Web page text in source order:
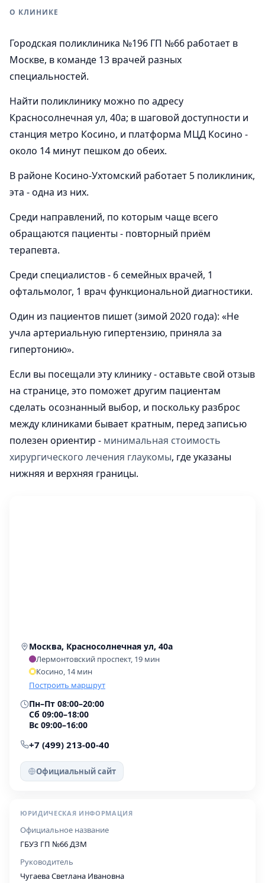
О КЛИНИКЕ
Городская поликлиника №196 ГП №66 работает в
Москве, в команде 13 врачей разных
специальностей.
Найти поликлинику можно по адресу
Красносолнечная ул, 40а; в шаговой доступности и
станция метро Косино, и платформа МЦД Косино -
около 14 минут пешком до обеих.
В районе Косино-Ухтомский работает 5 поликлиник,
эта - одна из них.
Среди направлений, по которым чаще всего
обращаются пациенты - повторный приём
терапевта.
Среди специалистов - 6 семейных врачей, 1
офтальмолог, 1 врач функциональной диагностики.
Один из пациентов пишет (зимой 2020 года): «Не
учла артериальную гипертензию, приняла за
гипертонию».
Если вы посещали эту клинику - оставьте свой отзыв
на странице, это поможет другим пациентам
сделать осознанный выбор, и поскольку разброс
между клиниками бывает кратным, перед записью
полезен ориентир - минимальная стоимость
хирургического лечения глаукомы, где указаны
нижняя и верхняя границы.
Москва, Красносолнечная ул, 40а
Лермонтовский проспект, 19 мин
Косино, 14 мин
Построить маршрут
Пн–Пт 08:00–20:00
Сб 09:00–18:00
Вс 09:00–16:00
+7 (499) 213-00-40
Официальный сайт
ЮРИДИЧЕСКАЯ ИНФОРМАЦИЯ
Официальное название
ГБУЗ ГП №66 ДЗМ
Руководитель
Чугаева Светлана Ивановна